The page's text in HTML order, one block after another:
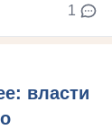
1
власти